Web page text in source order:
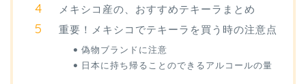
メキシコ産の、おすすめテキーラまとめ
重要！メキシコでテキーラを買う時の注意点
偽物ブランドに注意
日本に持ち帰ることのできるアルコールの量